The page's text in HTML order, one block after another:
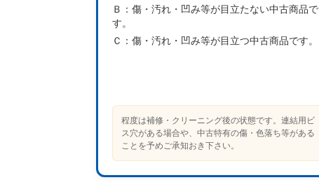
Ｂ： 傷・汚れ・凹み等が目立たない中古商品で
す。
Ｃ： 傷・汚れ・凹み等が目立つ中古商品です。
程度は補修・クリーニング後の状態です。連結用ビ
ス穴がある場合や、中古特有の傷・色落ち等がある
ことを予めご承知おき下さい。